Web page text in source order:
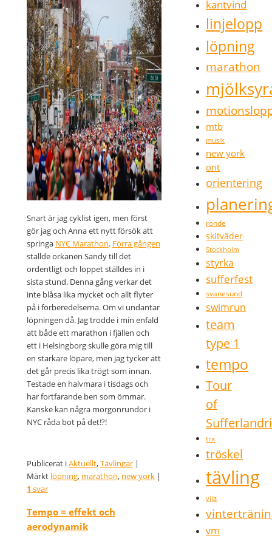
Snart är jag cyklist igen, men först
gör jag och Anna ett nytt försök att
springa NYC Marathon. Förra gången
ställde orkanen Sandy till det
ordentligt och loppet ställdes in i
sista stund. Denna gång verkar det
inte blåsa lika mycket och allt flyter
på i förberedelserna. Om vi undantar
löpningen då. Jag trodde i min enfald
att både ett marathon i fjällen och
ett i Helsingborg skulle göra mig till
en starkare löpare, men jag tycker att
det går precis lika trögt som innan.
Testade en halvmara i tisdags och
har fortfarande ben som ömmar.
Kanske kan några morgonrundor i
NYC råda bot på det!?!
Publicerat iAktuellt,Tävlingar |
Märkt löpning, marathon, new york |
1 svar
Tempo = effekt och
aerodynamik
kantvind
linjelopp
löpning
marathon
mtb
musik
new york
ont
orientering
ronde
skitväder
Stockholm
styrka
sufferfest
svanesund
swimrun
team
type 1
tempo
Tour
of
trx
tröskel
tävling
vila
vm